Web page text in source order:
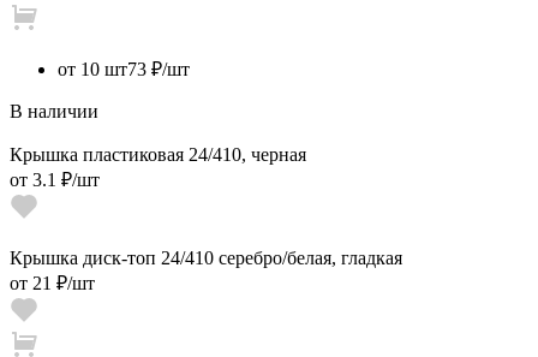
от 10 шт73 ₽/шт
В наличии
Крышка пластиковая 24/410, черная
от 3.1 ₽/шт
Крышка диск-топ 24/410 серебро/белая, гладкая
от 21 ₽/шт